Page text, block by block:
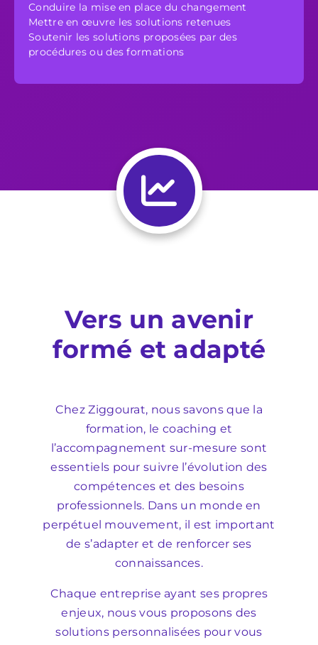
Conduire la mise en place du changement
Mettre en œuvre les solutions retenues
Soutenir les solutions proposées par des
procédures ou des formations
Vers un avenir
formé et adapté
Chez Ziggourat, nous savons que la
formation, le coaching et
l’accompagnement sur-mesure sont
essentiels pour suivre l’évolution des
compétences et des besoins
professionnels. Dans un monde en
perpétuel mouvement, il est important
de s’adapter et de renforcer ses
connaissances.
Chaque entreprise ayant ses propres
enjeux, nous vous proposons des
solutions personnalisées pour vous